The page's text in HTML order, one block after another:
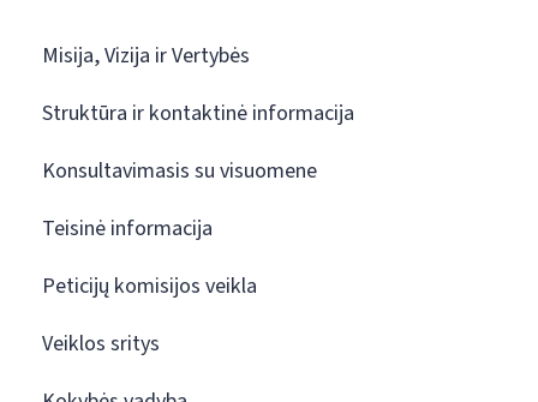
Misija, Vizija ir Vertybės
Struktūra ir kontaktinė informacija
Konsultavimasis su visuomene
Teisinė informacija
Peticijų komisijos veikla
Veiklos sritys